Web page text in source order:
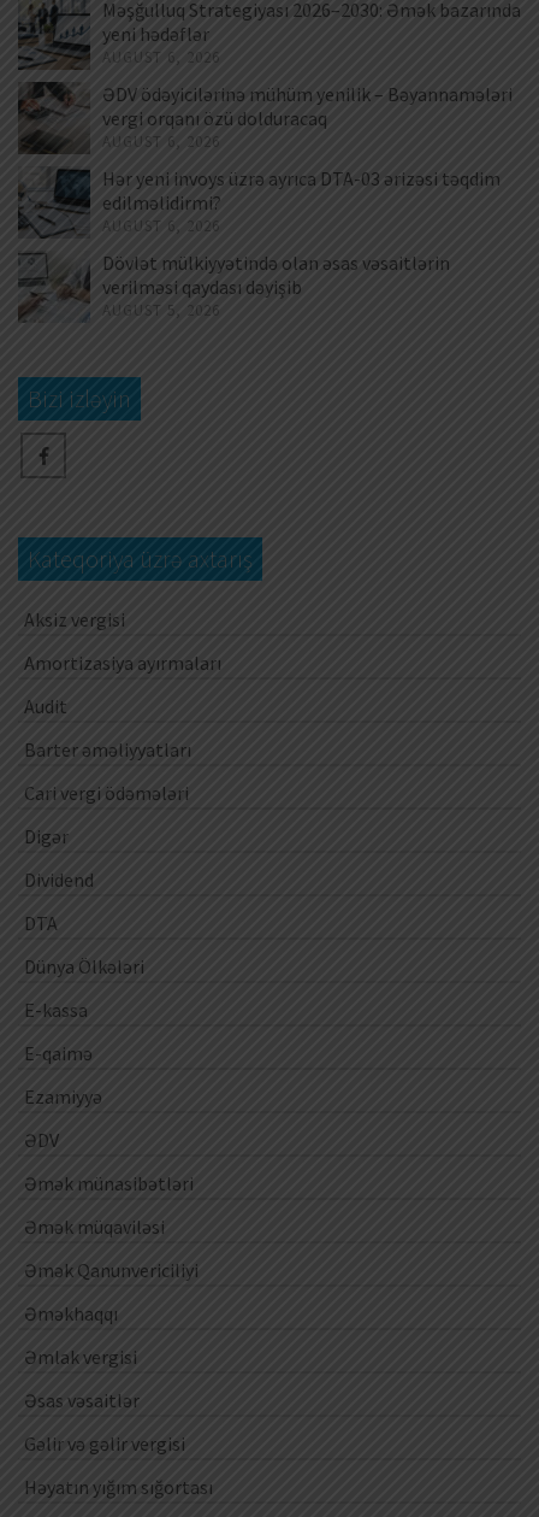
Məşğulluq Strategiyası 2026–2030: Əmək bazarında
yeni hədəflər
AUGUST 6, 2026
ƏDV ödəyicilərinə mühüm yenilik – Bəyannamələri
vergi orqanı özü dolduracaq
AUGUST 6, 2026
Hər yeni invoys üzrə ayrıca DTA-03 ərizəsi təqdim
edilməlidirmi?
AUGUST 6, 2026
Dövlət mülkiyyətində olan əsas vəsaitlərin
verilməsi qaydası dəyişib
AUGUST 5, 2026
Bizi izləyin
Kateqoriya üzrə axtarış
Aksiz vergisi
Amortizasiya ayırmaları
Audit
Barter əməliyyatları
Cari vergi ödəmələri
Digər
Dividend
DTA
Dünya Ölkələri
E-kassa
E-qaimə
Ezamiyyə
ƏDV
Əmək münasibətləri
Əmək müqaviləsi
Əmək Qanunvericiliyi
Əməkhaqqı
Əmlak vergisi
Əsas vəsaitlər
Gəlir və gəlir vergisi
Həyatın yığım sığortası